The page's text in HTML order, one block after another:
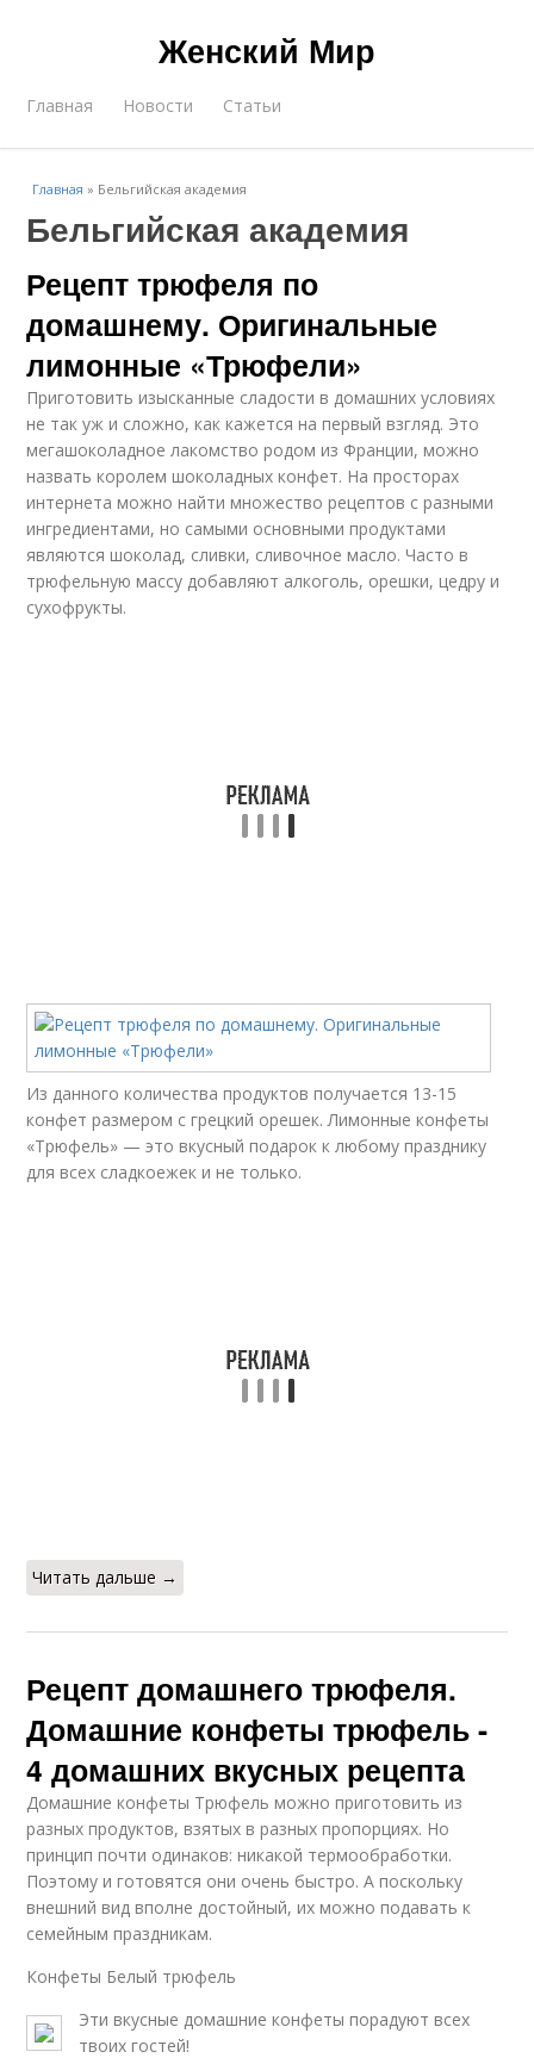
Женский Мир
Главная Новости Статьи
Главная » Бельгийская академия
Бельгийская академия
Рецепт трюфеля по
домашнему. Оригинальные
лимонные «Трюфели»
Приготовить изысканные сладости в домашних условиях
не так уж и сложно, как кажется на первый взгляд. Это
мегашоколадное лакомство родом из Франции, можно
назвать королем шоколадных конфет. На просторах
интернета можно найти множество рецептов с разными
ингредиентами, но самыми основными продуктами
являются шоколад, сливки, сливочное масло. Часто в
трюфельную массу добавляют алкоголь, орешки, цедру и
сухофрукты.
Из данного количества продуктов получается 13-15
конфет размером с грецкий орешек. Лимонные конфеты
«Трюфель» — это вкусный подарок к любому празднику
для всех сладкоежек и не только.
Читать дальше →
Рецепт домашнего трюфеля.
Домашние конфеты трюфель -
4 домашних вкусных рецепта
Домашние конфеты Трюфель можно приготовить из
разных продуктов, взятых в разных пропорциях. Но
принцип почти одинаков: никакой термообработки.
Поэтому и готовятся они очень быстро. А поскольку
внешний вид вполне достойный, их можно подавать к
семейным праздникам.
Конфеты Белый трюфель
Эти вкусные домашние конфеты порадуют всех
твоих гостей!